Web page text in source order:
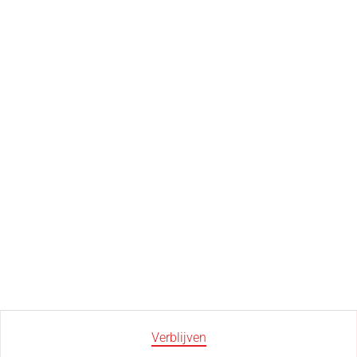
Verblijven